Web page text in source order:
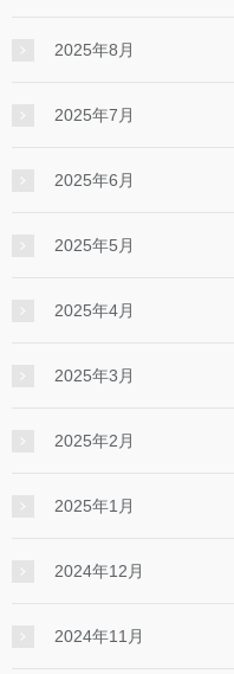
2025年8月
2025年7月
2025年6月
2025年5月
2025年4月
2025年3月
2025年2月
2025年1月
2024年12月
2024年11月